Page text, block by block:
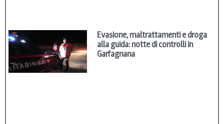
Evasione, maltrattamenti e droga
alla guida: notte di controlli in
Garfagnana